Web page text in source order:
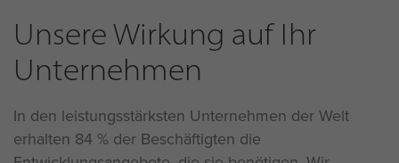
Unsere Wirkung auf Ihr
Unternehmen
In den leistungsstärksten Unternehmen der Welt
erhalten 84 % der Beschäftigten die